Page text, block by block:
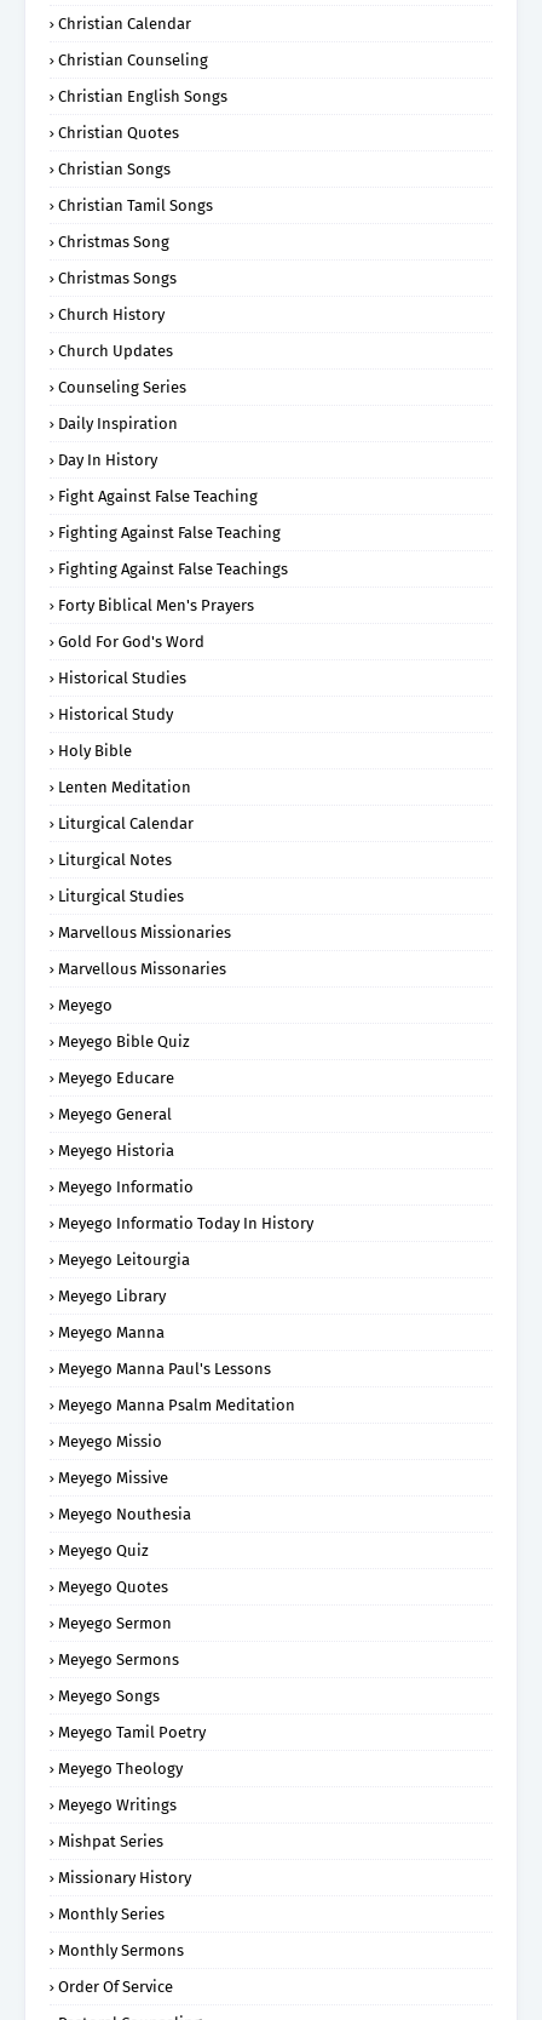
Christian Calendar
Christian Counseling
Christian English Songs
Christian Quotes
Christian Songs
Christian Tamil Songs
Christmas Song
Christmas Songs
Church History
Church Updates
Counseling Series
Daily Inspiration
Day In History
Fight Against False Teaching
Fighting Against False Teaching
Fighting Against False Teachings
Forty Biblical Men's Prayers
Gold For God's Word
Historical Studies
Historical Study
Holy Bible
Lenten Meditation
Liturgical Calendar
Liturgical Notes
Liturgical Studies
Marvellous Missionaries
Marvellous Missonaries
Meyego
Meyego Bible Quiz
Meyego Educare
Meyego General
Meyego Historia
Meyego Informatio
Meyego Informatio Today In History
Meyego Leitourgia
Meyego Library
Meyego Manna
Meyego Manna Paul's Lessons
Meyego Manna Psalm Meditation
Meyego Missio
Meyego Missive
Meyego Nouthesia
Meyego Quiz
Meyego Quotes
Meyego Sermon
Meyego Sermons
Meyego Songs
Meyego Tamil Poetry
Meyego Theology
Meyego Writings
Mishpat Series
Missionary History
Monthly Series
Monthly Sermons
Order Of Service